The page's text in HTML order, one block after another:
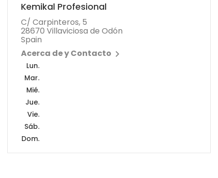
Kemikal Profesional
C/ Carpinteros, 5
28670 Villaviciosa de Odón
Spain
Acerca de y Contacto 
Lun.
Mar.
Mié.
Jue.
Vie.
Sáb.
Dom.